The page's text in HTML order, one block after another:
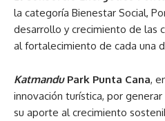
la categoría Bienestar Social,
desarrollo y crecimiento de las
al fortalecimiento de cada una
KatmanduPark Punta Cana,
innovación turística, por
su aporte al crecimiento